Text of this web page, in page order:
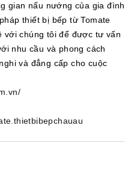
gian nấu nướng của gia đình
thiết bị bếp từ Tomate
với chúng tôi để được tư vấn
nhu cầu và phong cách
và đẳng cấp cho cuộc